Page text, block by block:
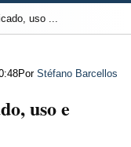
uso ...
Por Stéfano Barcellos
uso e